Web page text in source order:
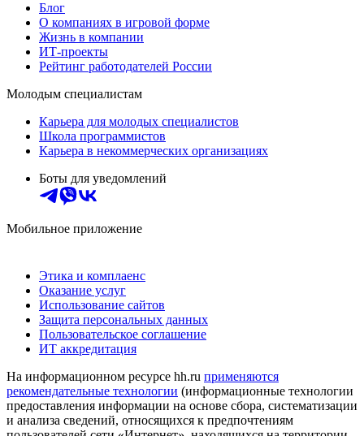
Блог
О компаниях в игровой форме
Жизнь в компании
ИТ-проекты
Рейтинг работодателей России
Молодым специалистам
Карьера для молодых специалистов
Школа программистов
Карьера в некоммерческих организациях
Боты для уведомлений
Мобильное приложение
Этика и комплаенс
Оказание услуг
Использование сайтов
Защита персональных данных
Пользовательское соглашение
ИТ аккредитация
На информационном ресурсе hh.ru применяются
рекомендательные технологии (информационные технологии
предоставления информации на основе сбора, систематизации
и анализа сведений, относящихся к предпочтениям